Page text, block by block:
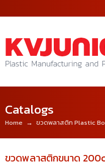
Catalogs
Home → ขวดพลาสติก Plastic
ขวดพลาสติกขนาด